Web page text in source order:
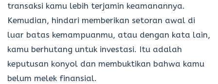
transaksi kamu lebih terjamin keamanannya.
Kemudian, hindari memberikan setoran awal di
luar batas kemampuanmu, atau dengan kata lain,
kamu berhutang untuk investasi. Itu adalah
keputusan konyol dan membuktikan bahwa kamu
belum melek finansial.